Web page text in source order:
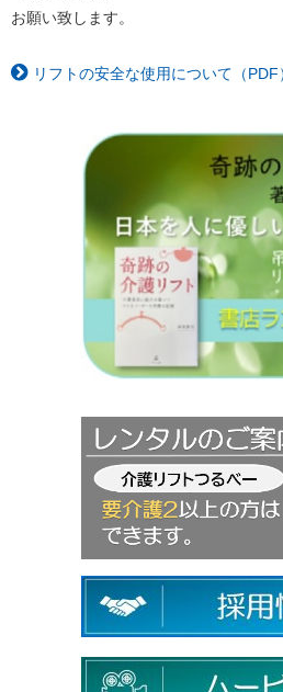
お願い致します。
リフトの安全な使用について（PDF